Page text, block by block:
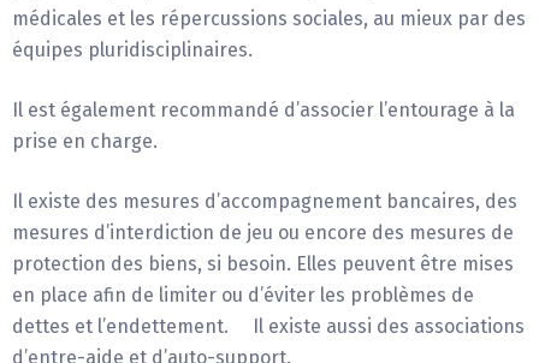
médicales et les répercussions sociales, au mieux par des
équipes pluridisciplinaires.
Il est également recommandé d’associer l’entourage à la
prise en charge.
Il existe des mesures d’accompagnement bancaires, des
mesures d’interdiction de jeu ou encore des mesures de
protection des biens, si besoin. Elles peuvent être mises
en place afin de limiter ou d’éviter les problèmes de
dettes et l’endettement. Il existe aussi des associations
d’entre-aide et d’auto-support.